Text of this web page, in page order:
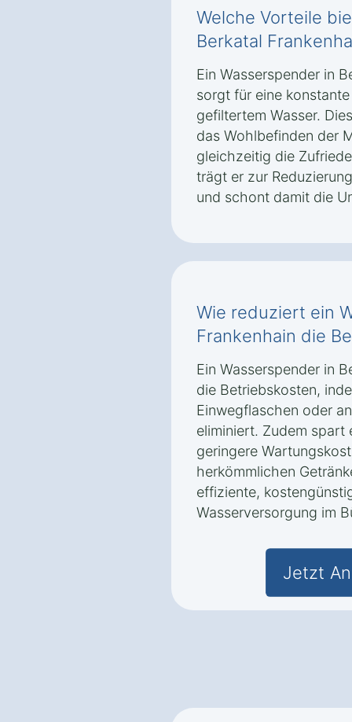
Welche Vorteile
Berkatal
Ein Wasserspender in
sorgt für eine
gefiltertem Wasser.
das Wohlbefinden der
gleichzeitig die
trägt er zur
und schont damit die
Wie reduziert ein
Frankenhain die
Ein Wasserspender in
die Betriebskosten,
Einwegflaschen oder
eliminiert. Zudem spart
geringere
herkömmlichen
effiziente,
Wasserversorgung im
Jetzt